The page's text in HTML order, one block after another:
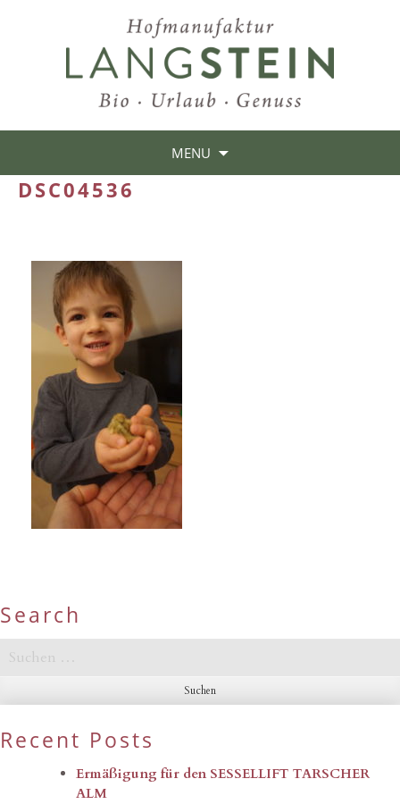
MENU
DSC04536
Search
Suchen
nach:
Recent Posts
Ermäßigung für den SESSELLIFT TARSCHER
ALM